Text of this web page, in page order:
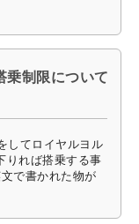
乗制限について
してロイヤルヨル
りれば搭乗する事
で書かれた物が